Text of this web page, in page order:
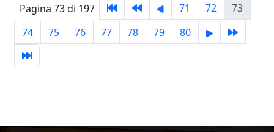
Pagina 73 di 197 71 72
73
74
75 76 77 78 79 80